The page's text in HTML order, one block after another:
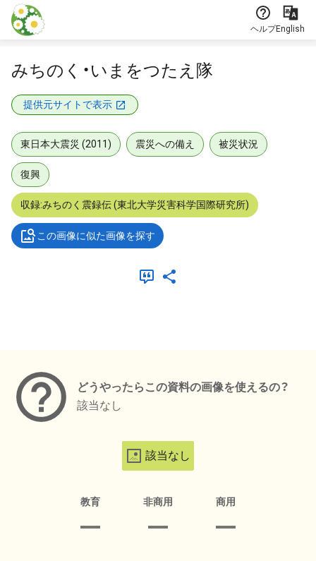
本文に飛ぶ
ヘルプEnglish
みちのく・いまをつたえ隊
提供元サイトで表示
東日本大震災 (2011) 震災への備え 被災状況
復興
収録:みちのく震録伝 (東北大学災害科学国際研究所)
この画像に似た画像を探す
どうやったらこの資料の画像を使えるの？
該当なし
該当なし
教育 非商用 商用